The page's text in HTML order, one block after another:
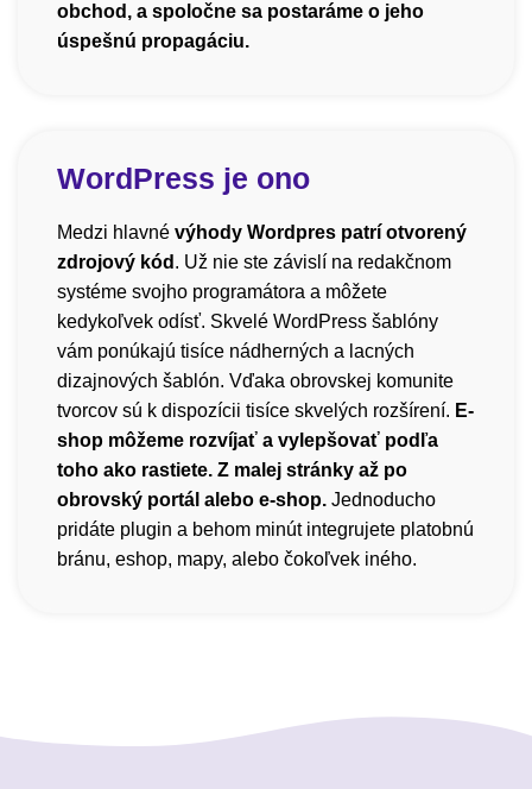
obchod, a spoločne sa postaráme o jeho
úspešnú propagáciu.
WordPress je ono
Medzi hlavné výhody Wordpres patrí otvorený
zdrojový kód . Už nie ste závislí na redakčnom
systéme svojho programátora a môžete
kedykoľvek odísť. Skvelé WordPress šablóny
vám ponúkajú tisíce nádherných a lacných
dizajnových šablón. Vďaka obrovskej komunite
tvorcov sú k dispozícii tisíce skvelých rozšírení. E-
shop môžeme rozvíjať a vylepšovať podľa
toho ako rastiete. Z malej stránky až po
obrovský portál alebo e-shop. Jednoducho
pridáte plugin a behom minút integrujete platobnú
bránu, eshop, mapy, alebo čokoľvek iného.